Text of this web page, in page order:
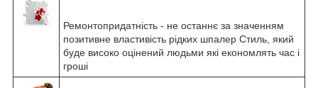
Ремонтопридатність - не останнє за значенням
позитивне властивість рідких шпалер Стиль, який
буде високо оцінений людьми які економлять час і
гроші